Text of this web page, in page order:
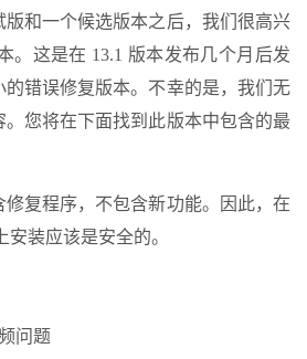
和一个候选版本之后，我们很高兴
。这是在 13.1 版本发布几个月后发
错误修复版本。不幸的是，我们无
您将在下面找到此版本中包含的最
复程序，不包含新功能。因此，在
安装应该是安全的。
问题